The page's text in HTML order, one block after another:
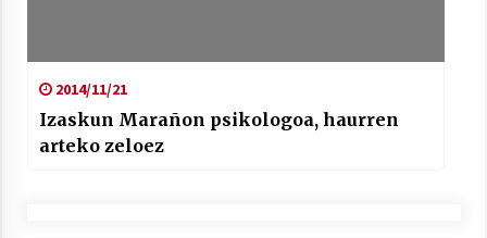
2014/11/21
Izaskun Marañon psikologoa, haurren
arteko zeloez